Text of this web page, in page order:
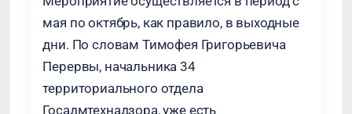
мая по октябрь, как правило, в выходные
дни. По словам Тимофея Григорьевича
Перервы, начальника 34
территориального отдела
Госадмтехнадзора, уже есть